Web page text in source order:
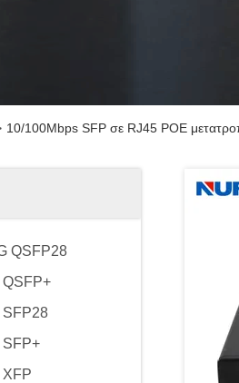
10/100Mbps SFP σε RJ45 POE
QSFP28
QSFP+
SFP28
SFP+
XFP